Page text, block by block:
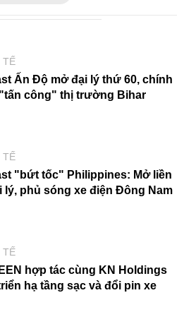
TẾ
Ấn Độ mở đại lý thứ 60, chính
công" thị trường Bihar
TẾ
"bứt tốc" Philippines: Mở liền
lý, phủ sóng xe điện Đông Nam
TẾ
hợp tác cùng KN Holdings
hạ tầng sạc và đổi pin xe